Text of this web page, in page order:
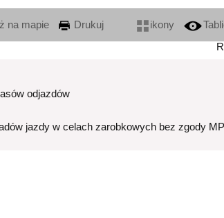
na mapie Drukuj ikony
odjazdów
jazdy w celach zarobkowych bez zgody